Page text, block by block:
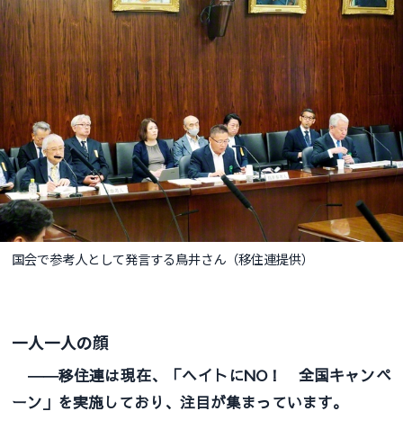
国会で参考人として発言する鳥井さん（移住連提供）
一人一人の顔
――移住連は現在、「ヘイトにNO！ 全国キャンペ
ーン」を実施しており、注目が集まっています。